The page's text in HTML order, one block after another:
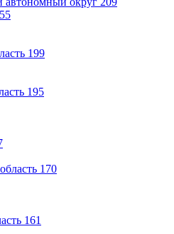
55
199
195
170
161